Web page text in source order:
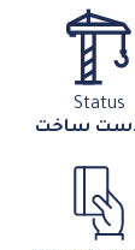
Status
دست ساخت